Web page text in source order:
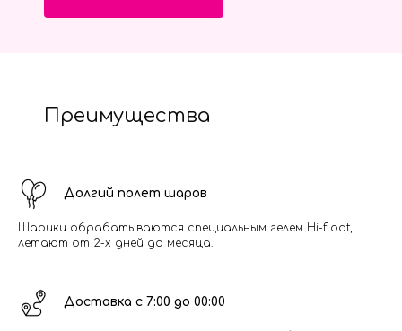
Преимущества
Долгий полет шаров
Шарики обрабатываются специальным гелем Hi-float,
летают от 2-х дней до месяца.
Доставка с 7:00 до 00:00